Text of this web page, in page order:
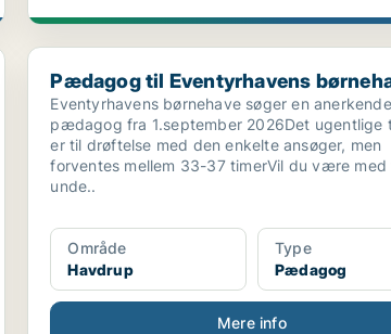
Pædagog til Eventyrhavens børnehave
Pædagog til Eventyrhavens
Eventyrhavens børnehave søger en
pædagog fra 1.september 2026Det ugentlige
er til drøftelse med den enkelte ansøger, men
forventes mellem 33-37 timerVil du være med
unde..
Område
Havdrup
Type
Pædagog
Mere info